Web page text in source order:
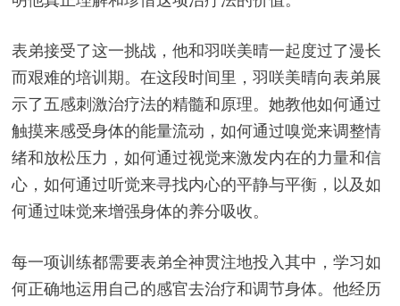
表弟接受了这一挑战，他和羽咲美晴一起度过了漫长
而艰难的培训期。在这段时间里，羽咲美晴向表弟展
示了五感刺激治疗法的精髓和原理。她教他如何通过
触摸来感受身体的能量流动，如何通过嗅觉来调整情
绪和放松压力，如何通过视觉来激发内在的力量和信
心，如何通过听觉来寻找内心的平静与平衡，以及如
何通过味觉来增强身体的养分吸收。
每一项训练都需要表弟全神贯注地投入其中，学习如
何正确地运用自己的感官去治疗和调节身体。他经历